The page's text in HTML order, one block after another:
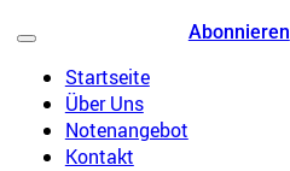
Startseite
Über Uns
Notenangebot
Kontakt
Abonnieren